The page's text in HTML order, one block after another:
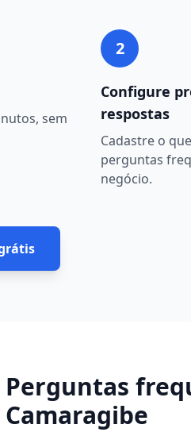
sem
2
Configure
respostas
Cadastre o
perguntas
negócio.
Perguntas
Camaragibe